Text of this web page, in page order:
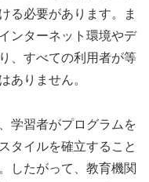
る必要があります。ま
ンターネット環境やデ
、すべての利用者が等
ありません。
学習者がプログラムを
タイルを確立すること
したがって、教育機関